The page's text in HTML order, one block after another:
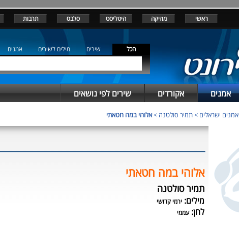
ראשי מוזיקה היטליסט סלבס תרבות
הכל שירים מילים לשירים אמנים
אמנים אקורדים שירים לפי נושאים
אמנים ישראלים >תמיר סולטנה >אלוהי במה חטאתי
אלוהי במה חטאתי
תמיר סולטנה
מילים: ירמי קדושי
לחן:עממי